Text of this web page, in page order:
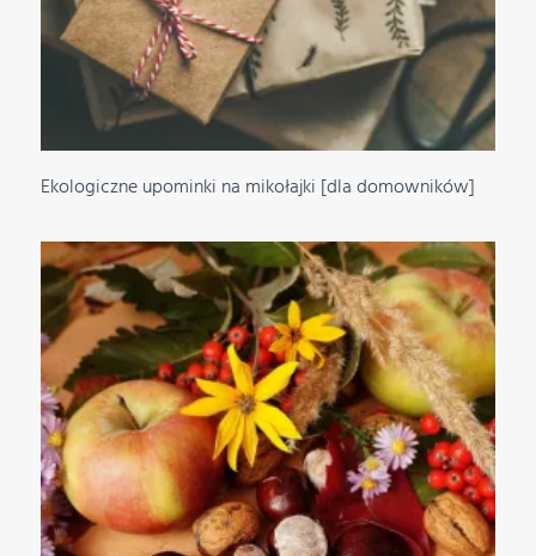
Ekologiczne upominki na mikołajki [dla domowników]